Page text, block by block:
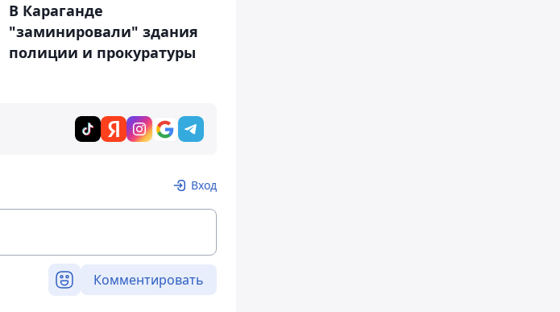
В Караганде
"заминировали" здания
полиции и прокуратуры
Вход
Комментировать